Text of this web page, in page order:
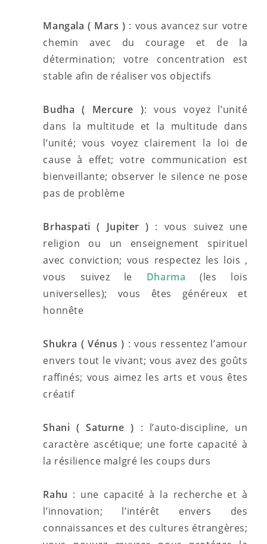
Mangala ( Mars ) : vous avancez sur votre
chemin avec du courage et de la
détermination; votre concentration est
stable afin de réaliser vos objectifs
Budha ( Mercure ): vous voyez l’unité
dans la multitude et la multitude dans
l’unité; vous voyez clairement la loi de
cause à effet; votre communication est
bienveillante; observer le silence ne pose
pas de problème
Brhaspati ( Jupiter ) : vous suivez une
religion ou un enseignement spirituel
avec conviction; vous respectez les lois ,
vous suivez le Dharma
(les lois
universelles); vous êtes généreux et
honnête
Shukra ( Vénus ) : vous ressentez l’amour
envers tout le vivant; vous avez des goûts
raffinés; vous aimez les arts et vous êtes
créatif
Shani ( Saturne ) : l’auto-discipline, un
caractère ascétique; une forte capacité à
la résilience malgré les coups durs
Rahu : une capacité à la recherche et à
l’innovation; l’intérêt envers des
connaissances et des cultures étrangères;